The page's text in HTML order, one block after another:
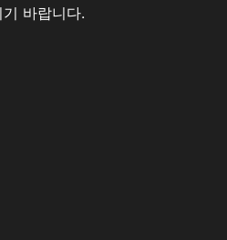
바랍니다.